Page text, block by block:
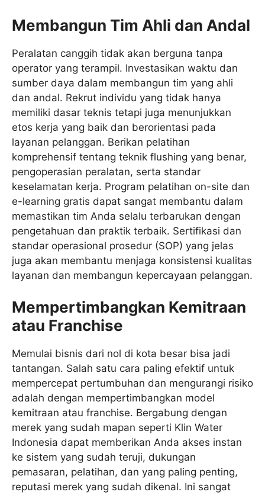
Membangun Tim Ahli dan Andal
Peralatan canggih tidak akan berguna tanpa
operator yang terampil. Investasikan waktu dan
sumber daya dalam membangun tim yang ahli
dan andal. Rekrut individu yang tidak hanya
memiliki dasar teknis tetapi juga menunjukkan
etos kerja yang baik dan berorientasi pada
layanan pelanggan. Berikan pelatihan
komprehensif tentang teknik flushing yang benar,
pengoperasian peralatan, serta standar
keselamatan kerja. Program pelatihan on-site dan
e-learning gratis dapat sangat membantu dalam
memastikan tim Anda selalu terbarukan dengan
pengetahuan dan praktik terbaik. Sertifikasi dan
standar operasional prosedur (SOP) yang jelas
juga akan membantu menjaga konsistensi kualitas
layanan dan membangun kepercayaan pelanggan.
Mempertimbangkan Kemitraan
atau Franchise
Memulai bisnis dari nol di kota besar bisa jadi
tantangan. Salah satu cara paling efektif untuk
mempercepat pertumbuhan dan mengurangi risiko
adalah dengan mempertimbangkan model
kemitraan atau franchise. Bergabung dengan
merek yang sudah mapan seperti Klin Water
Indonesia dapat memberikan Anda akses instan
ke sistem yang sudah teruji, dukungan
pemasaran, pelatihan, dan yang paling penting,
reputasi merek yang sudah dikenal. Ini sangat